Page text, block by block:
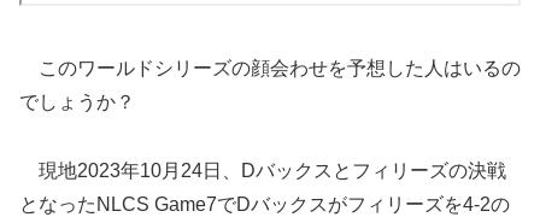
このワールドシリーズの顔会わせを予想した人はいるの
でしょうか？
現地2023年10月24日、Dバックスとフィリーズの決戦
となったNLCS Game7でDバックスがフィリーズを4-2の